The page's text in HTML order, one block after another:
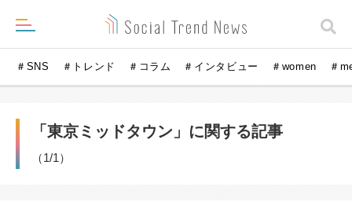
＃SNS ＃トレンド ＃コラム ＃インタビュー ＃women ＃
「東京ミッドタウン」に関する記事
（1/1）